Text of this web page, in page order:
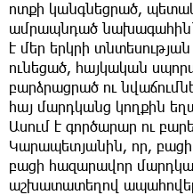
ոտքի կանգնեցրած,
ամրապնդած նախագահին՝
է մեր երկրի
ունեցած, հայկական
բարձրացրած ու
հայ մարդկանց կողքին
Ասում է գործարար ու
Կարապետյանին, որ, բացի
բացի հազարավոր
աշխատատեղով